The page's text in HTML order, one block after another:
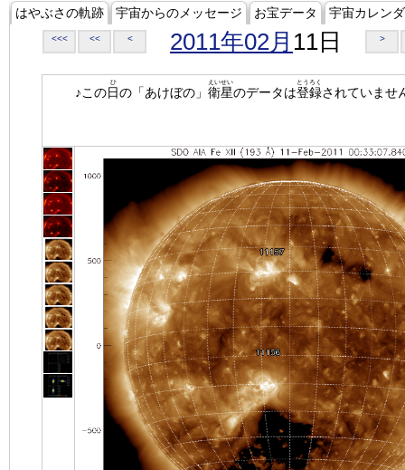
はやぶさの軌跡 宇宙からのメッセージ お宝データ 宇宙カレン
<<< << < 2011年02月 11日 >
♪この日
ひ
の「あけぼの」 衛星
えいせい
のデータは登録
とうろく
されていませ